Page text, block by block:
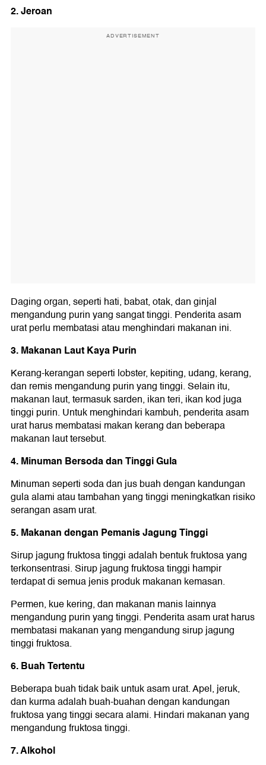
2. Jeroan
ADVERTISEMENT
Daging organ, seperti hati, babat, otak, dan ginjal
mengandung purin yang sangat tinggi. Penderita asam
urat perlu membatasi atau menghindari makanan ini.
3. Makanan Laut Kaya Purin
Kerang-kerangan seperti lobster, kepiting, udang, kerang,
dan remis mengandung purin yang tinggi. Selain itu,
makanan laut, termasuk sarden, ikan teri, ikan kod juga
tinggi purin. Untuk menghindari kambuh, penderita asam
urat harus membatasi makan kerang dan beberapa
makanan laut tersebut.
4. Minuman Bersoda dan Tinggi Gula
Minuman seperti soda dan jus buah dengan kandungan
gula alami atau tambahan yang tinggi meningkatkan risiko
serangan asam urat.
5. Makanan dengan Pemanis Jagung Tinggi
Sirup jagung fruktosa tinggi adalah bentuk fruktosa yang
terkonsentrasi. Sirup jagung fruktosa tinggi hampir
terdapat di semua jenis produk makanan kemasan.
Permen, kue kering, dan makanan manis lainnya
mengandung purin yang tinggi. Penderita asam urat harus
membatasi makanan yang mengandung sirup jagung
tinggi fruktosa.
6. Buah Tertentu
Beberapa buah tidak baik untuk asam urat. Apel, jeruk,
dan kurma adalah buah-buahan dengan kandungan
fruktosa yang tinggi secara alami. Hindari makanan yang
mengandung fruktosa tinggi.
7. Alkohol